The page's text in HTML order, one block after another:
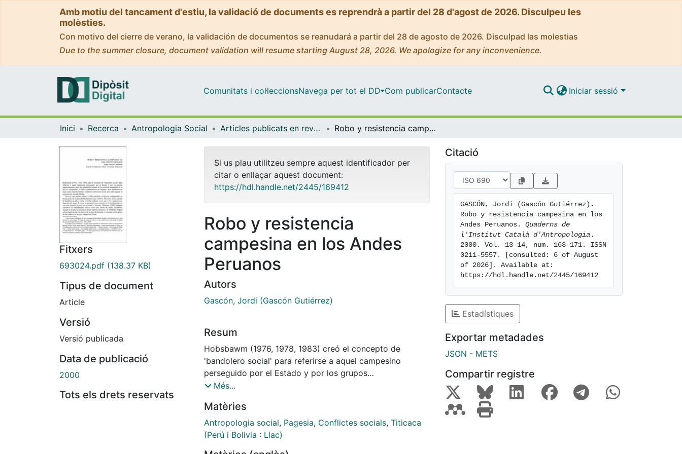
Amb motiu del tancament d'estiu, la validació de documents es reprendrà a partir del 28 d'agost de 2026. Disculpeu les
molèsties.
Con motivo del cierre de verano, la validación de documentos se reanudará a partir del 28 de agosto de 2026. Disculpad las molestias
Due to the summer closure, document validation will resume starting August 28, 2026. We apologize for any inconvenience.
Comunitats i col·leccionsNavega per tot el DD Com publicarContacte Iniciar sessió
Inici Recerca Antropologia Social Articles publicats en revistes (Antropologia Social) Robo y resistencia campesina en los Andes Peruanos
Fitxers
693024.pdf (138.37 KB)
Tipus de document
Article
Versió
Versió publicada
Data de publicació
2000
Tots els drets reservats
Si us plau utilitzeu sempre aquest identificador per
citar o enllaçar aquest document:
https://hdl.handle.net/2445/169412
Robo y resistencia
campesina en los Andes
Peruanos
Autors
Gascón, Jordi (Gascón Gutiérrez)
Resum
Hobsbawm (1976, 1978, 1983) creó el concepto de
'bandolero social' para referirse a aquel campesino
perseguido por el Estado y por los grupos
preponderantes, pero que permanece dentro de la
redistribuidor de riquezas. Este bandolero no tiene como
finalidad última cambiar la estructura social, sino sólo
mejorar la situación de los más débiles. Para el caso
Més...
Matèries
Antropologia social, Pagesia, Conflictes socials, Titicaca
(Perú i Bolivia : Llac)
Citació
GASCÓN, Jordi (Gascón Gutiérrez).
Robo y resistencia campesina en los
Andes Peruanos. Quaderns de
l'Institut Català d'Antropologia .
2000. Vol. 13-14, num. 163-171. ISSN
0211-5557. [consulted: 6 of August
of 2026]. Available at:
https://hdl.handle.net/2445/169412
Estadístiques
Exportar metadades
JSON - METS
Compartir registre